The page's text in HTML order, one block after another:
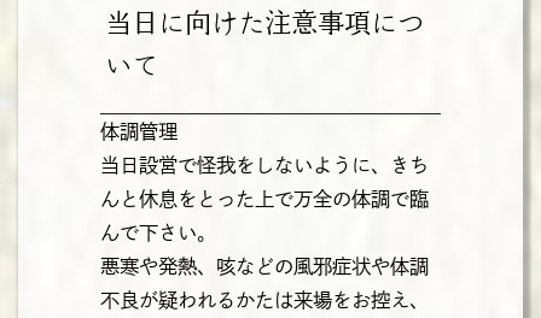
当日に向けた注意事項につ
いて
体調管理
当日設営で怪我をしないように、きち
んと休息をとった上で万全の体調で臨
んで下さい。
悪寒や発熱、咳などの風邪症状や体調
不良が疑われるかたは来場をお控え、